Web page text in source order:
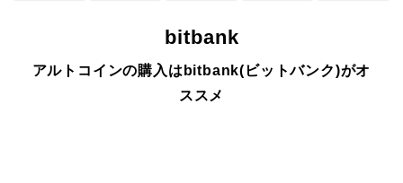
bitbank
アルトコインの購入はbitbank(ビットバンク)がオ
ススメ